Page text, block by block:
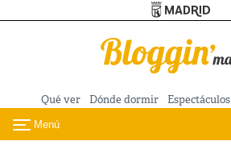
Pasar al contenido principal
Qué ver Dónde dormir Espectáculos
Toggle navigation
Menú